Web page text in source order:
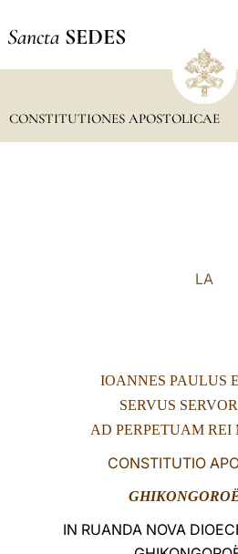
Sancta SEDES
CONSTITUTIONES APOSTOLICAE
LA
IOANNES PAULUS
SERVUS
AD PERPETUAM REI
CONSTITUTIO
IN RUANDA NOVA